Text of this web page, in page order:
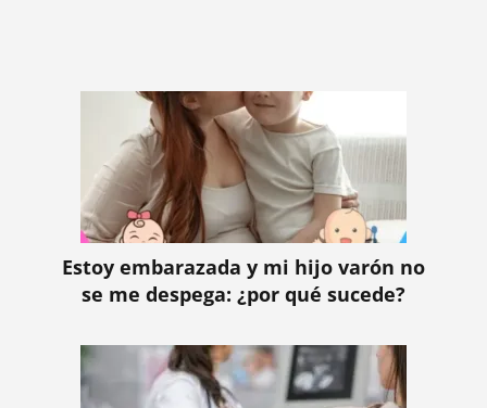
Estoy embarazada y mi hijo varón no
se me despega: ¿por qué sucede?